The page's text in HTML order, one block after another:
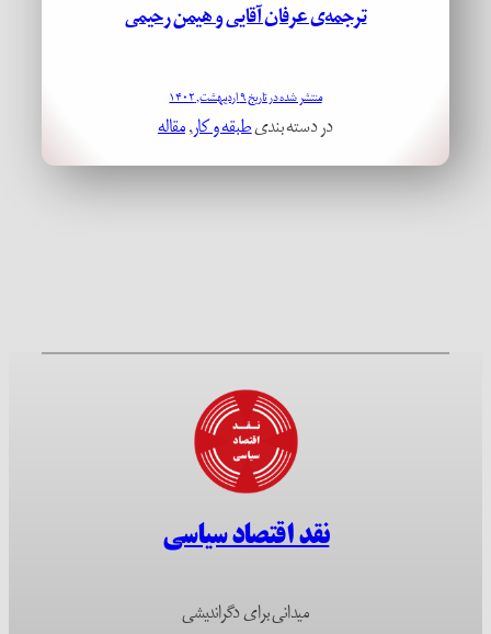
ترجمه‌ی عرفان آقایی و هیمن رحیمی
منتشر شده در تاریخ ۹ اردیبهشت, ۱۴۰۲
در دسته بندیطبقه و کار, مقاله
نقد اقتصاد سیاسی
میدانی برای دگراندیشی